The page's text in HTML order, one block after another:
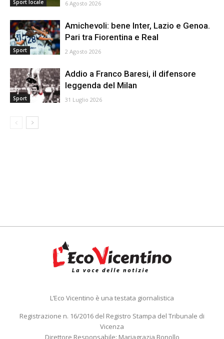
Sport locale 6 Agosto 2026
Sport
Amichevoli: bene Inter, Lazio e Genoa.
Pari tra Fiorentina e Real
2 Agosto 2026
Sport
Addio a Franco Baresi, il difensore
leggenda del Milan
31 Luglio 2026
L’Eco Vicentino è una testata giornalistica
Registrazione n. 16/2016 del Registro Stampa del Tribunale di
Vicenza